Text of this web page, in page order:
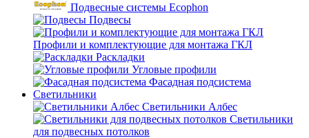
Подвесные системы Ecophon
Подвесы
Профили и комплектующие для монтажа ГКЛ
Раскладки
Угловые профили
Фасадная подсистема
Светильники
Светильники Албес
Светильники
для подвесных потолков